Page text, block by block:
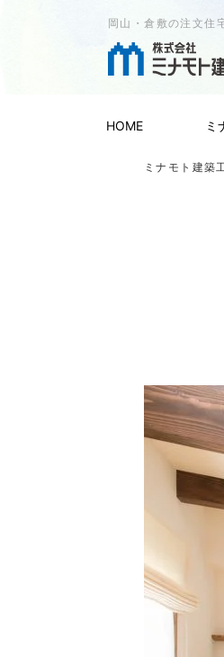
岡山・倉敷の注文住
HOME ミ
ミナモト建築